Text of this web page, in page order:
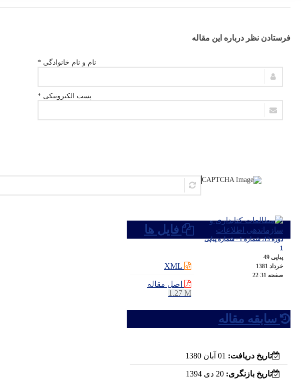
فرستادن نظر درباره این مقاله
نام و نام خانوادگی *
پست الکترونیکی *
دوره 13، شماره 1 - شماره پیاپی
1
پیاپی 49
خرداد 1381
صفحه 22-31
فایل ها
اصل مقاله
1.27 M
سابقه مقاله
تاریخ دریافت:
تاریخ بازنگری: